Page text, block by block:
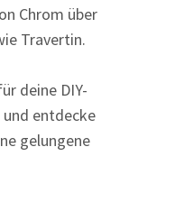
Chrom über
Travertin.
deine DIY-
entdecke
gelungene